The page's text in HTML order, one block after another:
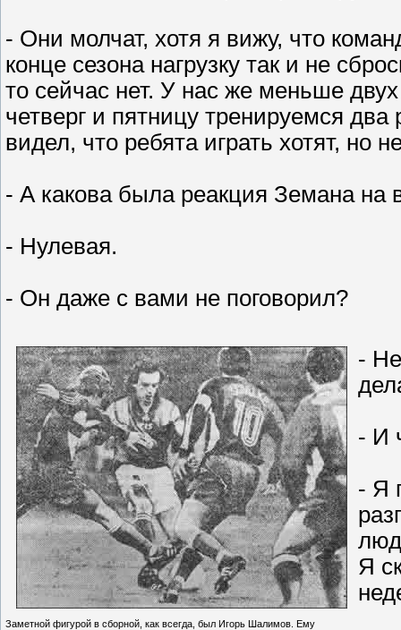
- Они молчат, хотя я вижу, что
конце сезона нагрузку так и не
то сейчас нет. У нас же меньше
четверг и пятницу тренируемся
видел, что ребята играть хотят, но
- А какова была реакция Земана на
- Нулевая.
- Он даже с вами не поговорил?
Заметной фигурой в сборной, как всегда, был Игорь Шалимов. Ему
-
- И
- Я
Я